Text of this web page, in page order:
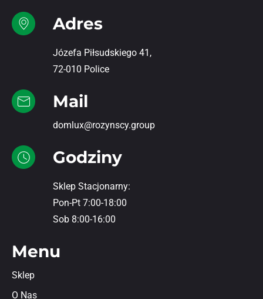
Adres
Józefa Piłsudskiego 41,
72-010 Police
Mail
domlux@rozynscy.group
Godziny
Sklep Stacjonarny:
Pon-Pt 7:00-18:00
Sob 8:00-16:00
Menu
Sklep
O Nas